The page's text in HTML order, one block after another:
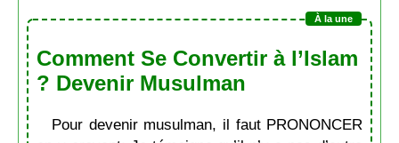
Comment Se Convertir à l’Islam
? Devenir Musulman
Pour devenir musulman, il faut PRONONCER